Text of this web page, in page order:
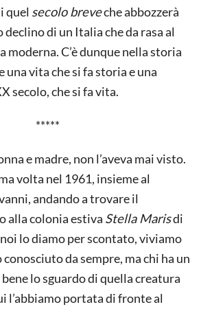
quel secolo breveche abbozzerà
declino di un Italia che da rasa al
moderna. C’è dunque nella storia
una vita che si fa storia e una
secolo, che si fa vita.
*****
e madre, non l’aveva mai visto.
volta nel 1961, insieme al
andando a trovare il
alla colonia estiva Stella Marisdi
lo diamo per scontato, viviamo
conosciuto da sempre, ma chi ha un
lo sguardo di quella creatura
l’abbiamo portata di fronte al